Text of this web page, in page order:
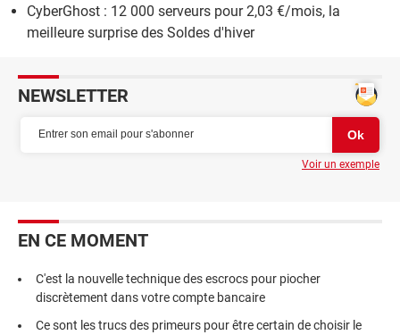
CyberGhost : 12 000 serveurs pour 2,03 €/mois, la
meilleure surprise des Soldes d'hiver
NEWSLETTER
Voir un exemple
EN CE MOMENT
C'est la nouvelle technique des escrocs pour piocher
discrètement dans votre compte bancaire
Ce sont les trucs des primeurs pour être certain de choisir le